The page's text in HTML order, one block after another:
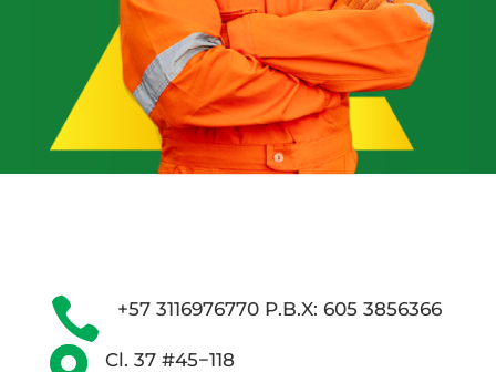
 +57 3116976770 P.B.X: 605 3856366
Cl. 37 #45−118